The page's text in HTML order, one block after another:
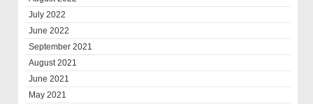
July 2022
June 2022
September 2021
August 2021
June 2021
May 2021